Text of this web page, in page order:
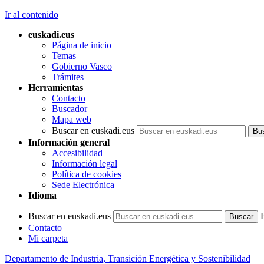
Ir al contenido
euskadi.eus
Página de inicio
Temas
Gobierno Vasco
Trámites
Herramientas
Contacto
Buscador
Mapa web
Buscar en euskadi.eus
Información general
Accesibilidad
Información legal
Política de cookies
Sede Electrónica
Idioma
Buscar en euskadi.eus
Contacto
Mi carpeta
Departamento de Industria, Transición Energética y Sostenibilidad